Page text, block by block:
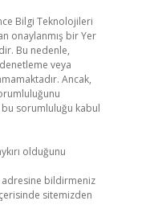
Bilgi Teknolojileri
onaylanmış bir Yer
Bu nedenle,
veya
Ancak,
sorumluluğu kabul
olduğunu
adresine bildirmeniz
sitemizden